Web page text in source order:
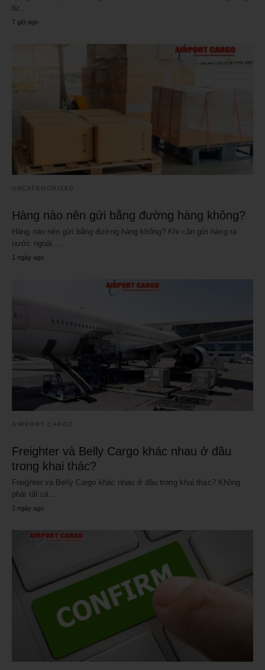
từ…
7 giờ ago
UNCATEGORIZED
Hàng nào nên gửi bằng đường hàng không?
Hàng nào nên gửi bằng đường hàng không? Khi cần gửi hàng ra
nước ngoài,…
1 ngày ago
AIRPORT CARGO
Freighter và Belly Cargo khác nhau ở đâu
trong khai thác?
Freighter và Belly Cargo khác nhau ở đâu trong khai thác? Không
phải tất cả…
2 ngày ago